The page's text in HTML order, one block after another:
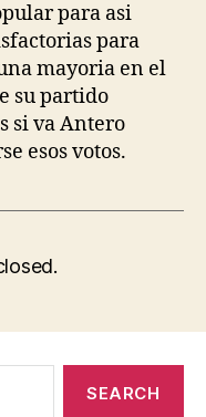
para asi
para
mayoria en el
su partido
si va Antero
esos votos.